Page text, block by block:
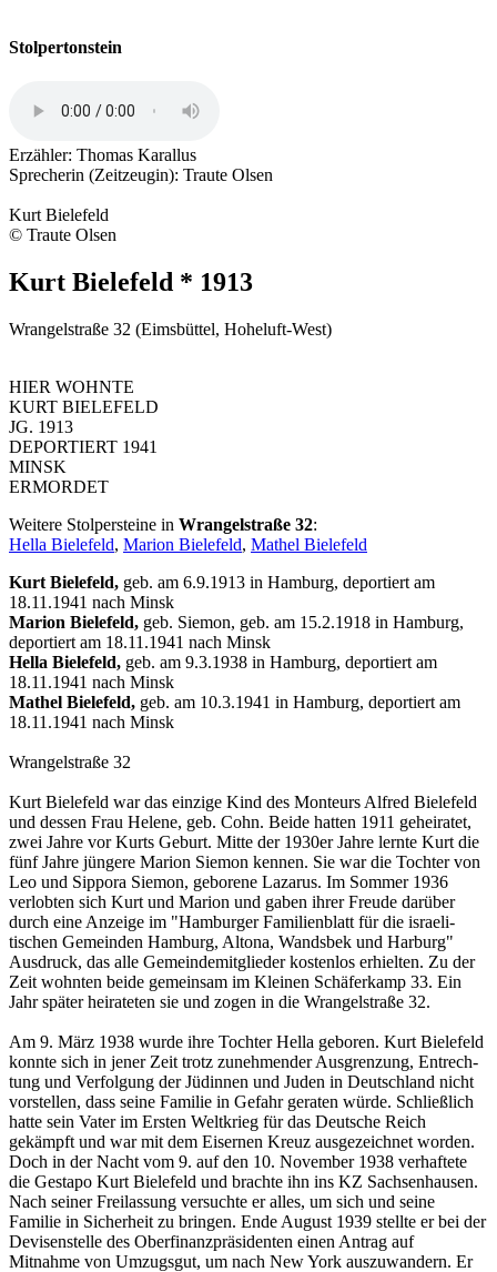
Stolpertonstein
Erzähler: Thomas Karallus
Sprecherin (Zeitzeugin): Traute Olsen
Kurt Bielefeld
© Traute Olsen
Kurt Bielefeld * 1913
Wrangelstraße 32 (Eimsbüttel, Hoheluft-West)
HIER WOHNTE
KURT BIELEFELD
JG. 1913
DEPORTIERT 1941
MINSK
ERMORDET
Weitere Stolpersteine in Wrangelstraße 32:
Hella Bielefeld, Marion Bielefeld, Mathel Bielefeld
Kurt Bielefeld, geb. am 6.9.1913 in Hamburg, deportiert am
18.11.1941 nach Minsk
Marion Bielefeld, geb. Siemon, geb. am 15.2.1918 in Hamburg,
deportiert am 18.11.1941 nach Minsk
Hella Bielefeld, geb. am 9.3.1938 in Hamburg, deportiert am
18.11.1941 nach Minsk
Mathel Bielefeld, geb. am 10.3.1941 in Hamburg, deportiert am
18.11.1941 nach Minsk
Wrangelstraße 32
Kurt Bielefeld war das einzige Kind des Monteurs Alfred Bielefeld
und dessen Frau Helene, ge­b. Cohn. Beide hatten 1911 geheiratet,
zwei Jahre vor Kurts Ge­burt. Mitte der 1930er Jahre lernte Kurt die
fünf Jahre jüngere Marion Sie­mon kennen. Sie war die Tochter von
Leo und Sippora Siemon, geborene La­za­­­rus. Im Sommer 1936
verlobten sich Kurt und Marion und gaben ihrer Freu­de darüber
durch eine Anzeige im "Ham­­bur­ger Familienblatt für die isra­eli­
tischen Ge­mein­den Hamburg, Altona, Wands­bek und Harburg"
Ausdruck, das alle Gemein­de­­­mit­glie­der kostenlos erhielten. Zu der
Zeit wohn­ten beide ge­mein­sam im Klei­nen Schä­­­fer­­kamp 33. Ein
Jahr später hei­ra­te­ten sie und zogen in die Wran­gelstraße 32.
Am 9. März 1938 wurde ihre Tochter Hella geboren. Kurt Bielefeld
konnte sich in jener Zeit trotz zunehmender Aus­grenzung, En­t­rech­
tung und Ver­fol­­gung der Jüdinnen und Juden in Deutsch­land nicht
vorstellen, dass seine Familie in Gefahr geraten würde. Schließ­lich
hatte sein Vater im Ersten Welt­krieg für das Deutsche Reich
gekämpft und war mit dem Eisernen Kreuz ausgezeichnet worden.
Doch in der Nacht vom 9. auf den 10. No­vember 1938 verhaftete
die Gestapo Kurt Bielefeld und brachte ihn ins KZ Sachsenhau­sen.
Nach seiner Freilassung versuchte er alles, um sich und seine
Familie in Sicherheit zu bringen. Ende August 1939 stellte er bei der
Devi­sen­stelle des Oberfinanzpräsidenten einen Antrag auf
Mitnahme von Um­zugsgut, um nach New York auszuwandern. Er